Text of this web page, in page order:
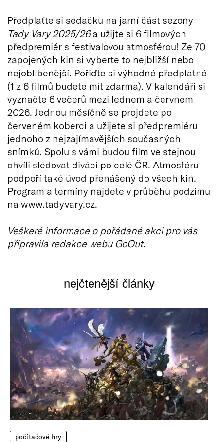
Předplaťte si sedačku na jarní část sezony
Tady Vary 2025/26a užijte si 6 filmových
předpremiér s festivalovou atmosférou! Ze 70
zapojených kin si vyberte to nejbližší nebo
nejoblíbenější. Pořiďte si výhodné předplatné
(1 z 6 filmů budete mít zdarma). V kalendáři si
vyznačte 6 večerů mezi lednem a červnem
2026. Jednou měsíčně se projdete po
červeném koberci a užijete si předpremiéru
jednoho z nejzajímavějších současných
snímků. Spolu s vámi budou film ve stejnou
chvíli sledovat diváci po celé ČR. Atmosféru
podpoří také úvod přenášený do všech kin.
Program a termíny najdete v průběhu podzimu
na www.tadyvary.cz.
Veškeré informace o pořádané akci pro vás
připravila redakce webu GoOut.
nejčtenější články
počítačové hry